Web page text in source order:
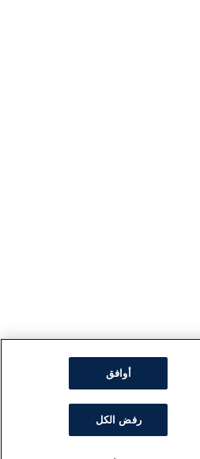
أوافق
رفض الكل